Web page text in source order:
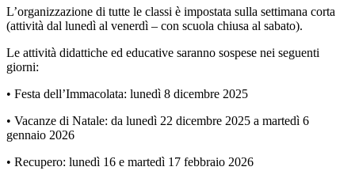
L’organizzazione di tutte le classi è impostata sulla settimana corta
(attività dal lunedì al venerdì – con scuola chiusa al sabato).
Le attività didattiche ed educative saranno sospese nei seguenti
giorni:
• Festa dell’Immacolata: lunedì 8 dicembre 2025
• Vacanze di Natale: da lunedì 22 dicembre 2025 a martedì 6
gennaio 2026
• Recupero: lunedì 16 e martedì 17 febbraio 2026